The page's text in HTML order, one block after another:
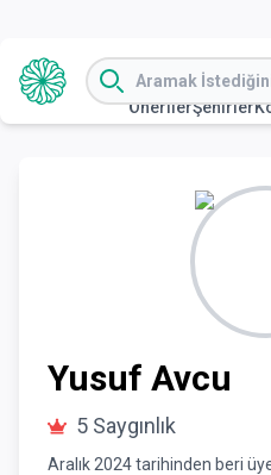
ÖnerilerŞehirler
Yusuf Avcu
5 Saygınlık
Aralık 2024tarihinden beri